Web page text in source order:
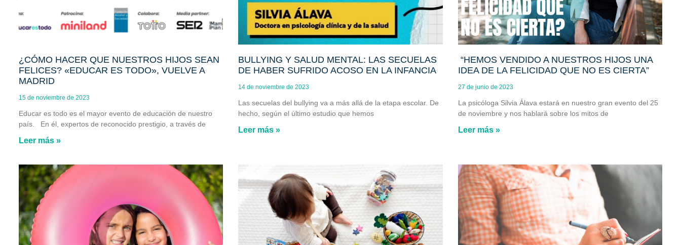
¿CÓMO HACER QUE NUESTROS HIJOS SEAN
FELICES? «EDUCAR ES TODO», VUELVE A
MADRID
15 de noviembre de 2023
Educar es todo es el mayor evento de educación de nuestro
país. En él, expertos de reconocido prestigio, a través de
Leer más »
BULLYING Y SALUD MENTAL: LAS SECUELAS
DE HABER SUFRIDO ACOSO EN LA INFANCIA
14 de noviembre de 2023
Las secuelas del bullying va a más allá de la etapa escolar. De
hecho, según el último estudio que hemos
Leer más »
“HEMOS VENDIDO A NUESTROS HIJOS UNA
IDEA DE LA FELICIDAD QUE NO ES CIERTA”
27 de junio de 2023
La psicóloga Silvia Álava estará en nuestro gran evento del 25
de noviembre y nos hablará sobre los mitos de
Leer más »